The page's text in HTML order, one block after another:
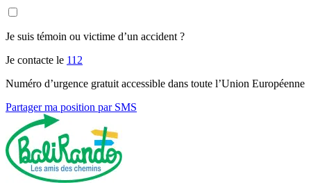
Je suis témoin ou victime d’un accident ?
Je contacte le 112
Numéro d’urgence gratuit accessible dans toute l’Union Européenne
Partager ma position par SMS